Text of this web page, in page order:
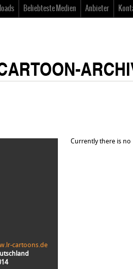
Beliebteste Medien Anbieter
cartoons.de
Currently there is